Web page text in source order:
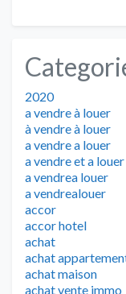
2020
a vendre à louer
à vendre à louer
a vendre a louer
a vendre et a louer
a vendrea louer
a vendrealouer
accor
accor hotel
achat
achat
achat maison
achat vente immo